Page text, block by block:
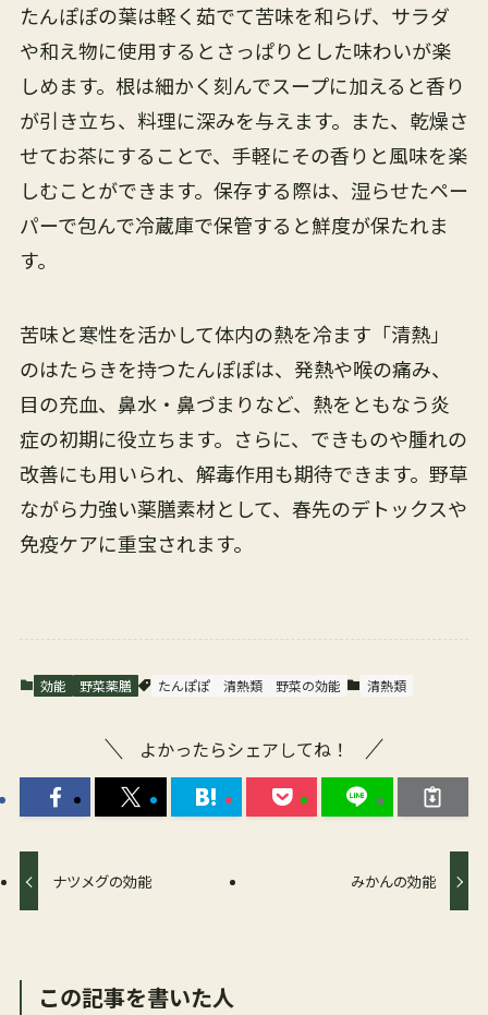
たんぽぽの葉は軽く茹でて苦味を和らげ、サラダ
や和え物に使用するとさっぱりとした味わいが楽
しめます。根は細かく刻んでスープに加えると香り
が引き立ち、料理に深みを与えます。また、乾燥さ
せてお茶にすることで、手軽にその香りと風味を楽
しむことができます。保存する際は、湿らせたペー
パーで包んで冷蔵庫で保管すると鮮度が保たれま
す。
苦味と寒性を活かして体内の熱を冷ます「清熱」
のはたらきを持つたんぽぽは、発熱や喉の痛み、
目の充血、鼻水・鼻づまりなど、熱をともなう炎
症の初期に役立ちます。さらに、できものや腫れの
改善にも用いられ、解毒作用も期待できます。野草
ながら力強い薬膳素材として、春先のデトックスや
免疫ケアに重宝されます。
効能 野菜薬膳 たんぽぽ 清熱類 野菜の効能 清熱類
よかったらシェアしてね！
ナツメグの効能 みかんの効能
この記事を書いた人